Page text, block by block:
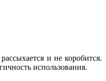
и не коробится.
использования.